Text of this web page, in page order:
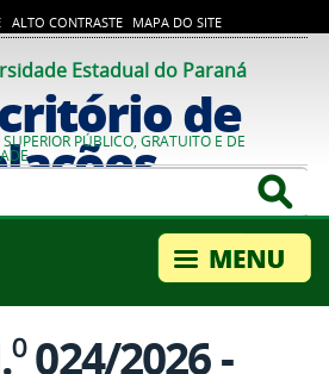
ALTO CONTRASTE MAPA DO SITE
Estadual do Paraná
de
PÚBLICO, GRATUITO E DE
024/2026 -